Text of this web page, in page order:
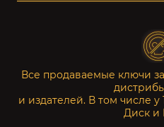
Все продаваемые ключи
и издателей. В том числе
Диск и